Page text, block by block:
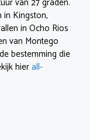
in Kingston,
in Ocho Rios
van Montego
bestemming die
hierall-